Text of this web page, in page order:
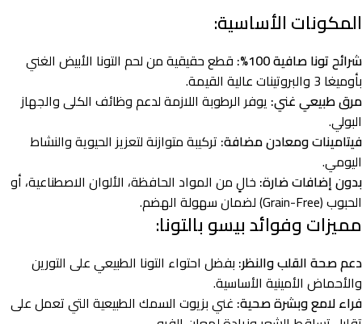
المكونات الأساسية:
شرائح تونا صافية 100%:
قطع حقيقية من لحم التونا الأبيض الغني
بأوميغا 3 والبروتينات عالية القيمة.
مرق طبيعي غني: يوفر الرطوبة اللازمة لدعم وظائف الكلى والجهاز
البولي.
فيتامينات ومعادن مضافة: تركيبة متوازنة لتعزيز الحيوية والنشاط
اليومي.
بدون إضافات ضارة: خالٍ من المواد الحافظة، الألوان الاصطناعية، أو
الحبوب (Grain-Free) لضمان سهولة الهضم.
مميزات وفوائد بيسو بالتونا:
دعم صحة القلب والنظر: بفضل احتواء التونا الطبيعي على التورين
والأحماض الأمينية الأساسية.
فراء لامع وبشرة صحية: غني بزيوت السمك الطبيعية التي تعمل على